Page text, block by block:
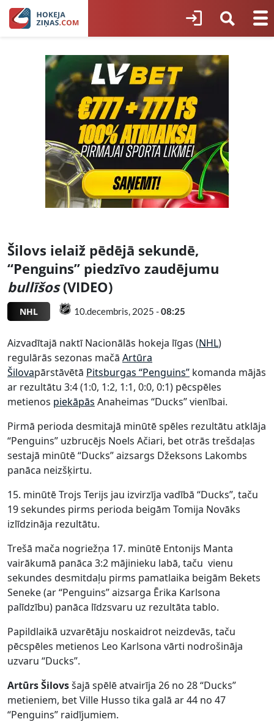
Šilovs ielaiž pēdējā sekundē,
“Penguins” piedzīvo zaudējumu
bullīšos(VIDEO)
NHL 10.decembris, 2025 -08:25
Aizvadītajā naktī Nacionālās hokeja līgas (NHL)
regulārās sezonas mačā Artūra
Šilovapārstāvētā Pitsburgas “Penguins” komanda mājās
ar rezultātu 3:4 (1:0, 1:2, 1:1, 0:0, 0:1) pēcspēles
metienos piekāpās Anaheimas “Ducks” vienībai.
Pirmā perioda desmitajā minūtē spēles rezultātu atklāja
“Penguins” uzbrucējs Noels Ačiari, bet otrās trešdaļas
sestajā minūtē “Ducks” aizsargs Džeksons Lakombs
panāca neizšķirtu.
15. minūtē Trojs Terijs jau izvirzīja vadībā “Ducks”, taču
19 sekundes pirms perioda beigām Tomija Novāks
izlīdzināja rezultātu.
Trešā mača nogriežņa 17. minūtē Entonijs Manta
vairākumā panāca 3:2 mājinieku labā, taču vienu
sekundes desmitdaļu pirms pamatlaika beigām Bekets
Seneke (ar “Penguins” aizsarga Ērika Karlsona
palīdzību) panāca līdzsvaru uz rezultāta tablo.
Papildlaikā uzvarētāju noskaidrot neizdevās, taču
pēcspēles metienos Leo Karlsona vārti nodrošināja
uzvaru “Ducks”.
Artūrs Šilovsšajā spēlē atvairīja 26 no 28 “Ducks”
metieniem, bet Ville Husso tika galā ar 44 no 47
“Penguins” raidījumiem.